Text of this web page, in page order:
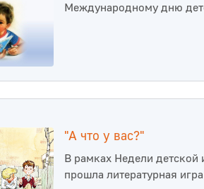
Международному дню
"А что у вас?"
В рамках Недели
прошла литературная